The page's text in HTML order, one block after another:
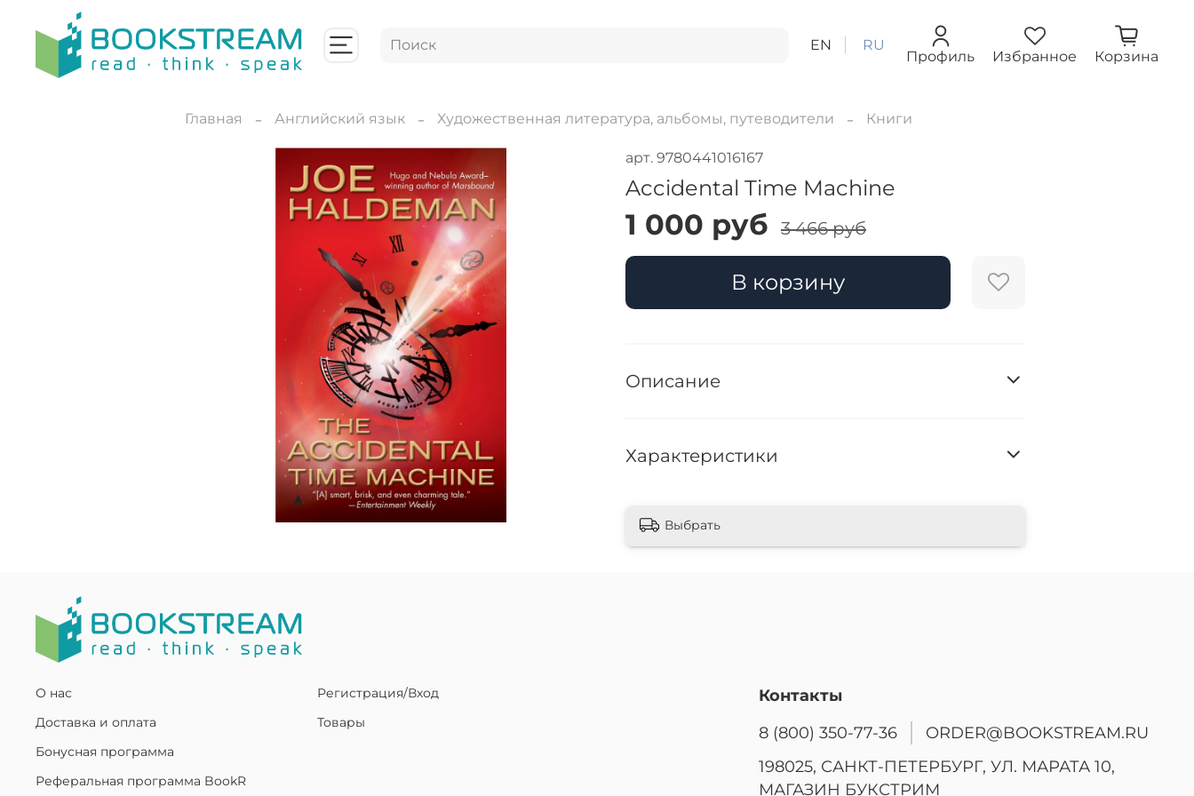
EN RU
Профиль Избранное Корзина
Главная Английский язык Художественная литература, альбомы, путеводители Книги
арт. 9780441016167
Accidental Time Machine
1 000 руб 3 466 руб
В корзину
Описание
Характеристики
Выбрать
О нас
Доставка и оплата
Бонусная программа
Реферальная программа BookR
Регистрация/Вход
Товары
Контакты
8 (800) 350-77-36
ORDER@BOOKSTREAM.RU
198025, САНКТ-ПЕТЕРБУРГ, УЛ. МАРАТА 10,
МАГАЗИН БУКСТРИМ